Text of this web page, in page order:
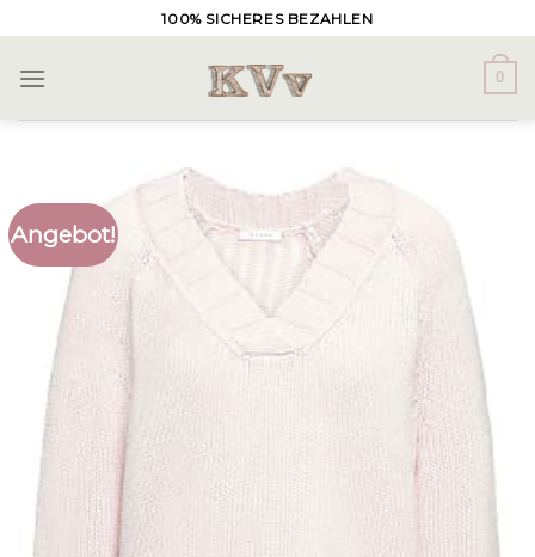
to
content
100% SICHERES BEZAHLEN
0
Angebot!